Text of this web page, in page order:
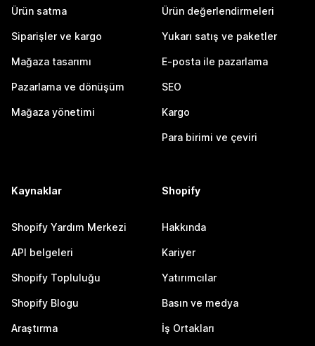
Ürün satma
Siparişler ve kargo
Mağaza tasarımı
Pazarlama ve dönüşüm
Mağaza yönetimi
Ürün değerlendirmeleri
Yukarı satış ve paketler
E-posta ile pazarlama
SEO
Kargo
Para birimi ve çeviri
Kaynaklar
Shopify Yardım Merkezi
API belgeleri
Shopify Topluluğu
Shopify Blogu
Araştırma
Shopify
Hakkında
Kariyer
Yatırımcılar
Basın ve medya
İş Ortakları